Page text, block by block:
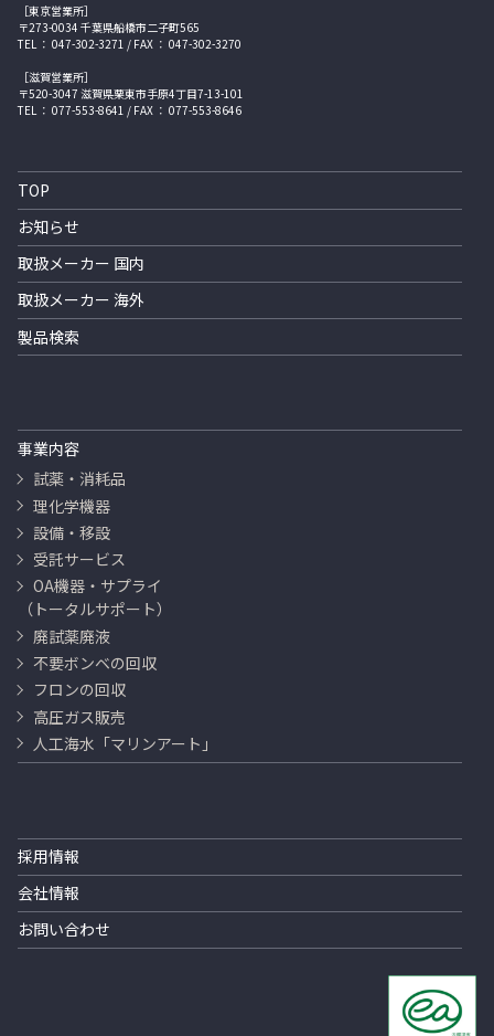
［東京営業所］
〒273-0034 千葉県船橋市二子町565
TEL ： 047-302-3271 / FAX ： 047-302-3270
［滋賀営業所］
〒520-3047 滋賀県栗東市手原4丁目7-13-101
TEL ： 077-553-8641 / FAX ： 077-553-8646
TOP
お知らせ
取扱メーカー 国内
取扱メーカー 海外
製品検索
事業内容
試薬・消耗品
理化学機器
設備・移設
受託サービス
OA機器・サプライ
（トータルサポート）
廃試薬廃液
不要ボンベの回収
フロンの回収
高圧ガス販売
人工海水「マリンアート」
採用情報
会社情報
お問い合わせ